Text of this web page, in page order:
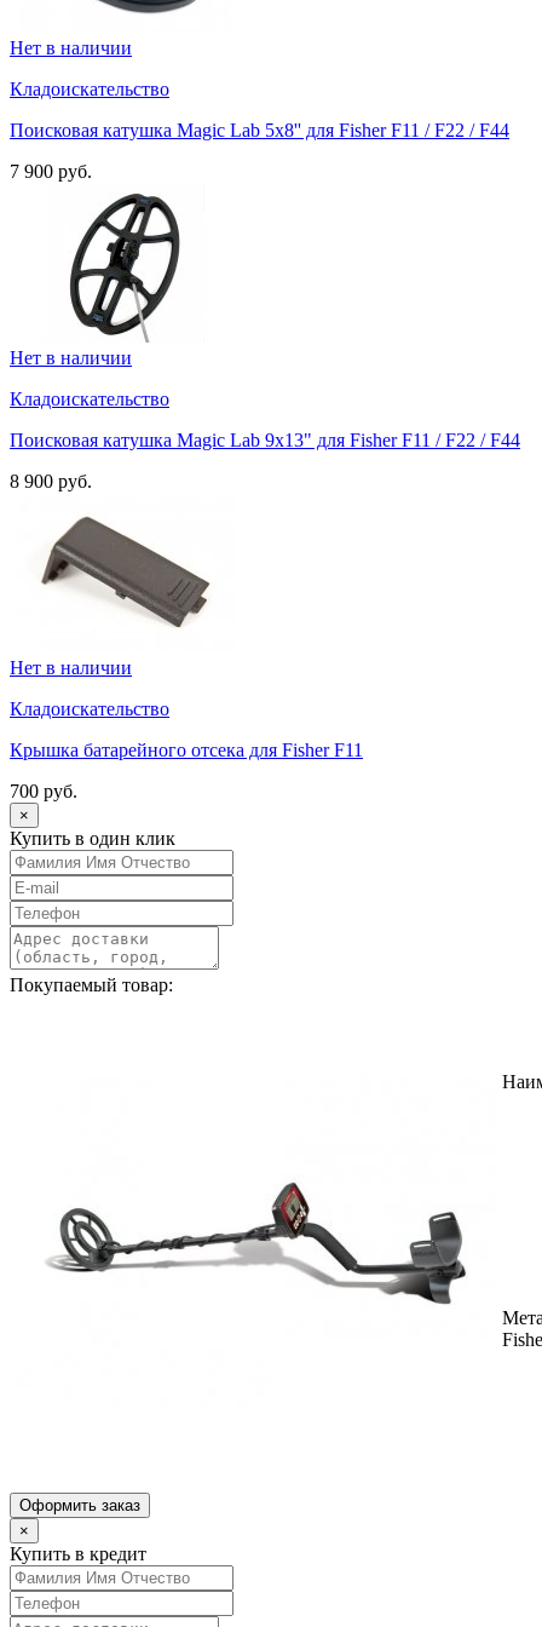
Нет в наличии
Кладоискательство
Поисковая катушка Magic Lab 5х8'' для Fisher F11 / F22 / F44
7 900 руб.
Нет в наличии
Кладоискательство
Поисковая катушка Magic Lab 9х13" для Fisher F11 / F22 / F44
8 900 руб.
Нет в наличии
Кладоискательство
Крышка батарейного отсека для Fisher F11
700 руб.
×
Купить в один клик
Покупаемый товар:
Оформить заказ
×
Купить в кредит